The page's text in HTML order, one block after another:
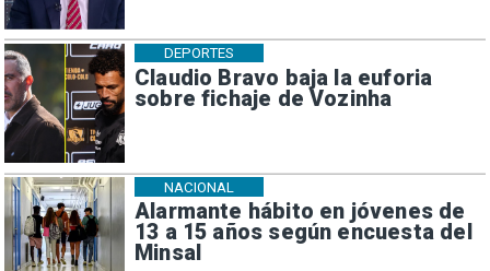
Claudio Bravo baja la euforia
sobre fichaje de Vozinha
DEPORTES
Alarmante hábito en jóvenes de
13 a 15 años según encuesta del
Minsal
NACIONAL